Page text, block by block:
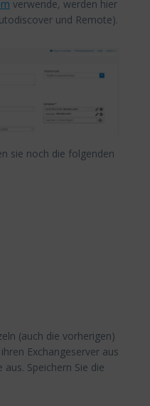
verwende, werden hier
und Remote).
sie noch die folgenden
(auch die vorherigen)
Exchangeserver aus
Speichern Sie die